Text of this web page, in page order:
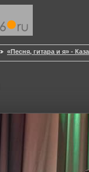
«Песня, гитара и я» -